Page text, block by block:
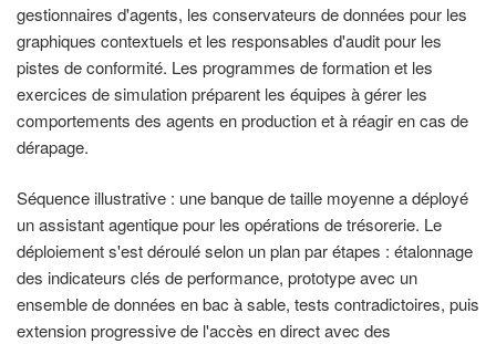
gestionnaires d'agents, les conservateurs de données pour les
graphiques contextuels et les responsables d'audit pour les
pistes de conformité. Les programmes de formation et les
exercices de simulation préparent les équipes à gérer les
comportements des agents en production et à réagir en cas de
dérapage.
Séquence illustrative : une banque de taille moyenne a déployé
un assistant agentique pour les opérations de trésorerie. Le
déploiement s'est déroulé selon un plan par étapes : étalonnage
des indicateurs clés de performance, prototype avec un
ensemble de données en bac à sable, tests contradictoires, puis
extension progressive de l'accès en direct avec des